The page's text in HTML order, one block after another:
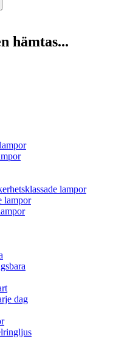
hämtas...
lampor
lampor
dag